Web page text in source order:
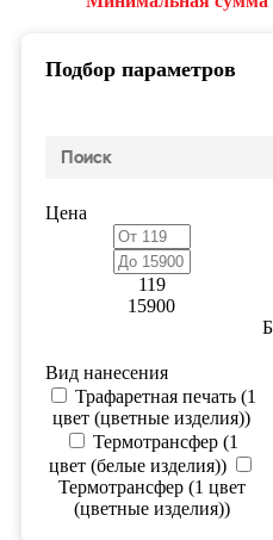
Подбор параметров
Цена
119
15900
Вид нанесения
Трафаретная печать (1
цвет (цветные изделия))
Термотрансфер (1
цвет (белые изделия))
Термотрансфер (1 цвет
(цветные изделия))